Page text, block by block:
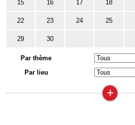
15 16 17 18
22 23 24 25
29 30
Par thème
Par lieu
+